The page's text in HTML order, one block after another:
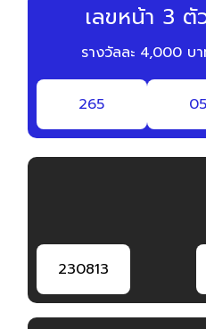
เลขหน้า 3 ตั
รางวัลละ 4,000 บ
265
230813